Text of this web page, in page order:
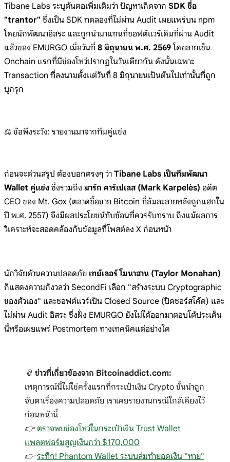
Tibane Labs ระบุต้นตอเพิ่มเติมว่า ปัญหาเกิดจาก SDK ชื่อ
"trantor" ซึ่งเป็น SDK ทดลองที่ไม่ผ่าน Audit เผยแพร่บน npm
โดยนักพัฒนาอิสระ และถูกนำมาแทนที่ซอฟต์แวร์เดิมที่ผ่าน Audit
แล้วของ EMURGO เมื่อวันที่ 8 มิถุนายน พ.ศ. 2569โดยลายเซ็น
Onchain แรกที่มีช่องโหว่ปรากฏในวันเดียวกัน ดังนั้นเฉพาะ
Transaction ที่ลงนามตั้งแต่วันที่ 8 มิถุนายนเป็นต้นไปเท่านั้นที่ถูก
บุกรุก
⚖️ ข้อพึงระวัง: รายงานมาจากทีมคู่แข่ง
ก่อนจะด่วนสรุป ต้องบอกตรงๆ ว่า Tibane Labs เป็นทีมพัฒนา
Wallet คู่แข่ง ซึ่งรวมถึง มาร์ก คาร์เปเลส (Mark Karpelès) อดีต
CEO ของ Mt. Gox (ตลาดซื้อขาย Bitcoin ที่ล้มละลายหลังถูกแฮกใน
ปี พ.ศ. 2557) จึงมีผลประโยชน์ทับซ้อนที่ควรรับทราบ ถึงแม้ผลการ
วิเคราะห์จะสอดคล้องกับข้อมูลที่โพสต์ลง X ก่อนหน้า
นักวิจัยด้านความปลอดภัย เทย์เลอร์ โมนาฮาน (Taylor Monahan)
ก็แสดงความกังวลว่า SecondFi เลือก "สร้างระบบ Cryptographic
ของตัวเอง" และซอฟต์แวร์เป็น Closed Source (ปิดซอร์สโค้ด) และ
ไม่ผ่าน Audit อิสระ ซึ่งฝั่ง EMURGO ยังไม่ได้ออกมาตอบโต้ประเด็น
นี้หรือเผยแพร่ Postmortem ทางเทคนิคแต่อย่างใด
📎 ข่าวที่เกี่ยวข้องจาก Bitcoinaddict.com:
เหตุการณ์นี้ไม่ใช่ครั้งแรกที่กระเป๋าเงิน Crypto ชั้นนำถูก
จับตาเรื่องความปลอดภัย เราเคยรายงานกรณีใกล้เคียงไว้
ก่อนหน้านี้
👉 ตรวจพบช่องโหว่ในกระเป๋าเงิน Trust Wallet
แพลตฟอร์มสูญเงินกว่า $170,000
👉ระทึก! Phantom Wallet ระบบล่มทำยอดเงิน "หาย"